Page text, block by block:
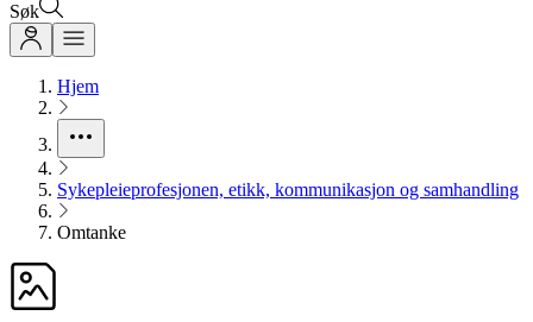
Søk
Hjem
Sykepleieprofesjonen, etikk, kommunikasjon og samhandling
Omtanke